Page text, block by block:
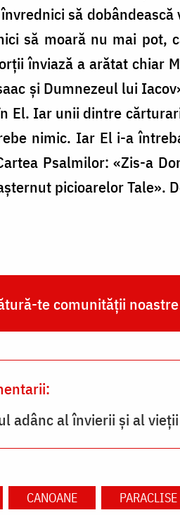
să
să moară nu mai
înviază a arătat chiar
și Dumnezeul lui
El. Iar unii dintre
nimic. Iar El i-a
Psalmilor: «Zis-a
picioarelor Tale».
te comunității
adânc al învierii și al
CANOANE PARACLISE